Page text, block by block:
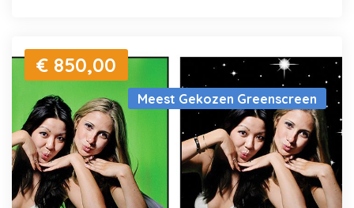
Meest Gekozen Greenscreen
€ 850,00